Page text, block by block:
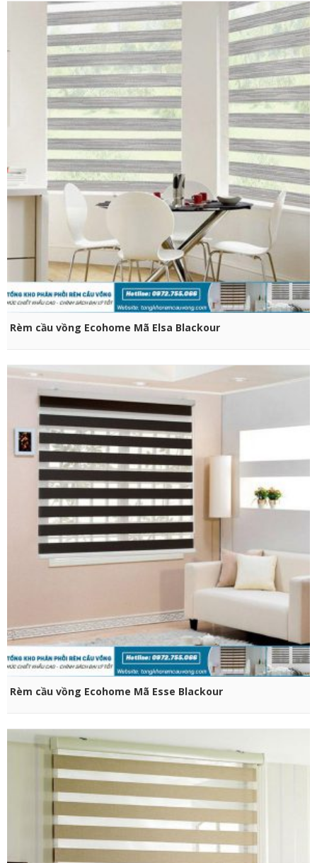
CHỌN SẢN PHẨM
Rèm cầu vồng Ecohome Mã Elsa Blackour
CHỌN SẢN PHẨM
Rèm cầu vồng Ecohome Mã Esse Blackour